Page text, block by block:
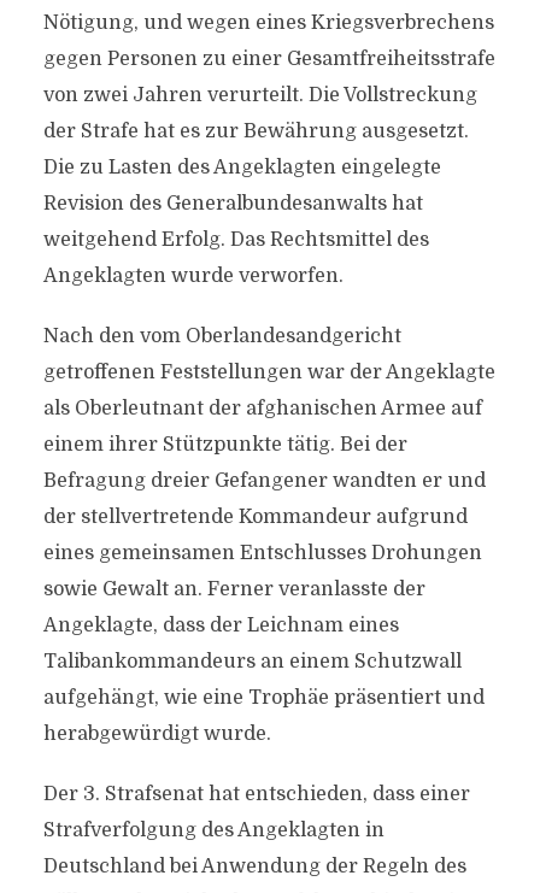
Nötigung, und wegen eines Kriegsverbrechens
gegen Personen zu einer Gesamtfreiheitsstrafe
von zwei Jahren verurteilt. Die Vollstreckung
der Strafe hat es zur Bewährung ausgesetzt.
Die zu Lasten des Angeklagten eingelegte
Revision des Generalbundesanwalts hat
weitgehend Erfolg. Das Rechtsmittel des
Angeklagten wurde verworfen.
Nach den vom Oberlandesandgericht
getroffenen Feststellungen war der Angeklagte
als Oberleutnant der afghanischen Armee auf
einem ihrer Stützpunkte tätig. Bei der
Befragung dreier Gefangener wandten er und
der stellvertretende Kommandeur aufgrund
eines gemeinsamen Entschlusses Drohungen
sowie Gewalt an. Ferner veranlasste der
Angeklagte, dass der Leichnam eines
Talibankommandeurs an einem Schutzwall
aufgehängt, wie eine Trophäe präsentiert und
herabgewürdigt wurde.
Der 3. Strafsenat hat entschieden, dass einer
Strafverfolgung des Angeklagten in
Deutschland bei Anwendung der Regeln des